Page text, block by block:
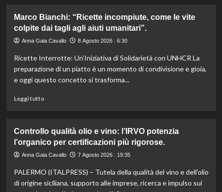
Emilia-
Romagna
investe
milioni
per
valorizzare
Marco Bianchi: “Ricette incompiute, come le vite
colpite dai tagli agli aiuti umanitari”.
Anna Gaia Cavallo 8 Agosto 2026 : 6:30
Ricette Interrotte: Un’Iniziativa di Solidarietà con UNHCR La
preparazione di un piatto è un momento di condivisione e gioia,
e oggi questo concetto si trasforma...
Leggi tuttoLeggi
Marco
Bianchi:
“Ricette
come
le
Controllo qualità olio e vino: l’IRVO potenzia
l’organico per certificazioni più rigorose.
Anna Gaia Cavallo 7 Agosto 2026 : 19:35
PALERMO (ITALPRESS) – Tutela della qualità del vino e dell’olio
di origine siciliana, supporto alle imprese, ricerca e impulso sui